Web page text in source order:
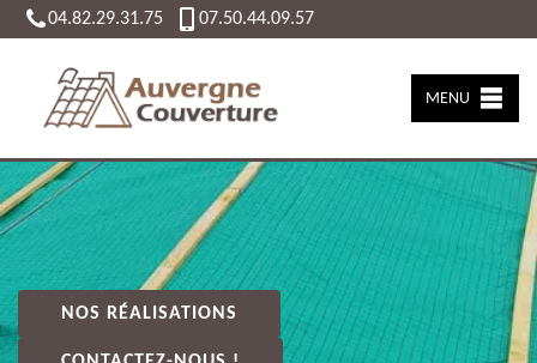
04.82.29.31.75 07.50.44.09.57
MENU
NOS RÉALISATIONS